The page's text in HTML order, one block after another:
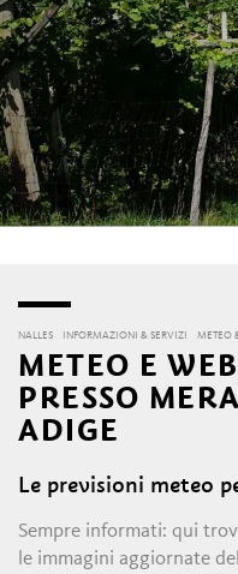
NALLES INFORMAZIONI & SERVIZI METEO
METEO E
PRESSO
ADIGE
Le previsioni meteo
Sempre informati: qui
le immagini aggiornate